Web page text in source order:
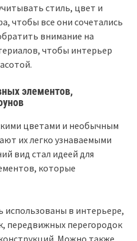
стиль, цвет и
чтобы все они сочетались
внимание на
чтобы интерьер
элементов,
цветами и необычным
их легко узнаваемыми
вид стал идеей для
которые
использованы в интерьере,
передвижных перегородок
Можно также